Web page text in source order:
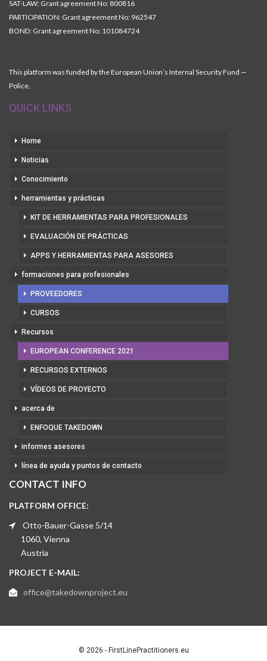
SAT-LAW: Grant agreement No: 800816
PARTICIPATION: Grant agreement No: 962547
BOND: Grant agreement No: 101084724
This platform was funded by the European Union’s Internal Security Fund —
Police.
QUICK LINKS
Home
Noticias
Conocimiento
herramientas y prácticas
KIT DE HERRAMIENTAS PARA PROFESIONALES
EVALUACIÓN DE PRÁCTICAS
APPS Y HERRAMIENTAS PARA ASESORES
formaciones para profesionales
PROVEEDORES
CURSOS
Recursos
EUROPEAN CONFERENCE 2021
RECURSOS EXTERNOS
VÍDEOS DE PROYECTO
acerca de
ENFOQUE TAKEDOWN
informes asesores
línea de ayuda y puntos de contacto
CONTACT INFO
PLATFORM OFFICE:
Otto-Bauer-Gasse 5/14
1060, Vienna
Austria
PROJECT E-MAIL:
office@takedownproject.eu
© 2026 - FirstLinePractitioners.eu